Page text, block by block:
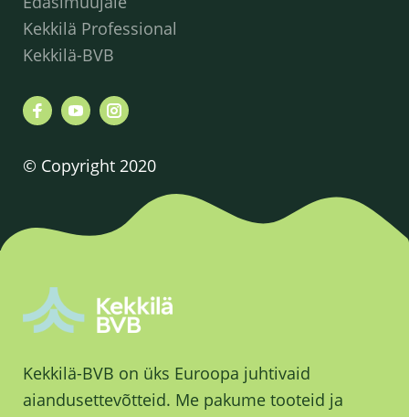
Kekkilä Professional
Kekkilä-BVB
© Copyright 2020
Kekkilä-BVB on üks Euroopa juhtivaid
aiandusettevõtteid. Me pakume tooteid ja